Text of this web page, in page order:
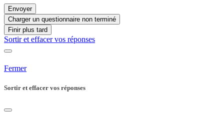
Envoyer
Charger un questionnaire non terminé
Finir plus tard
Sortir et effacer vos réponses
Fermer
Sortir et effacer vos réponses